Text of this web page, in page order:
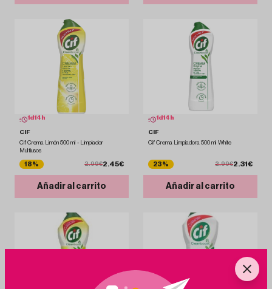
1 d 14 h
CIF
Cif Crema Limón 500 ml - Limpiador
Multiusos
18% 2.99€2.45€
Añadir al carrito
1 d 14 h
CIF
Cif Crema Limpiadora 500 ml White
23% 2.99€2.31€
Añadir al carrito